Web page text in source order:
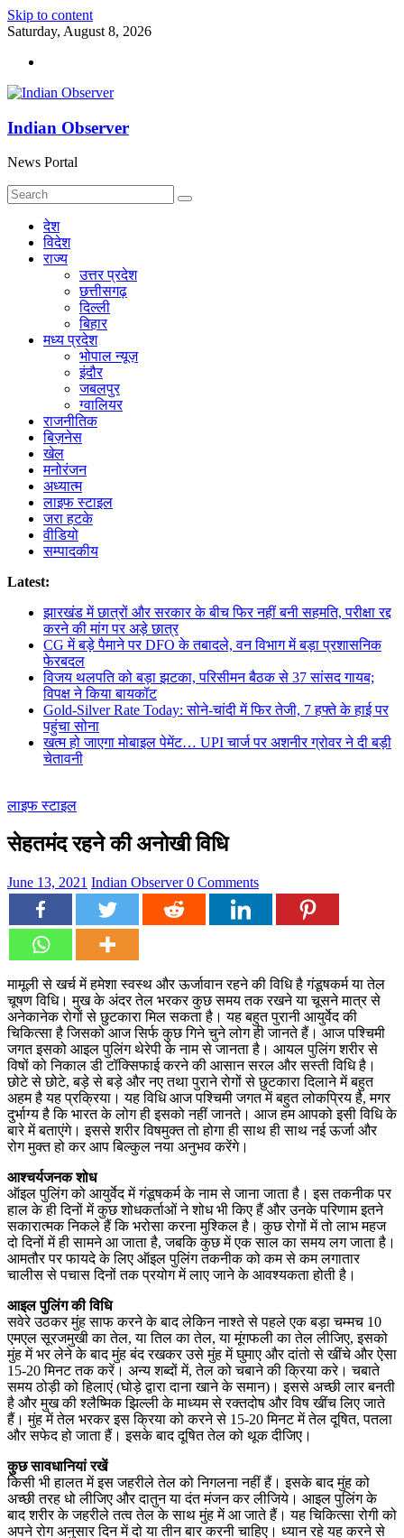
Skip to content
Saturday, August 8, 2026
Indian Observer
News Portal
देश
विदेश
राज्य
उत्तर प्रदेश
छत्तीसगढ़
दिल्ली
बिहार
मध्य प्रदेश
भोपाल न्यूज़
इंदौर
जबलपुर
ग्वालियर
राजनीतिक
बिज़नेस
खेल
मनोरंजन
अध्यात्म
लाइफ स्टाइल
जरा हटके
वीडियो
सम्पादकीय
Latest:
झारखंड में छात्रों और सरकार के बीच फिर नहीं बनी सहमति, परीक्षा रद्द
करने की मांग पर अड़े छात्र
CG में बड़े पैमाने पर DFO के तबादले, वन विभाग में बड़ा प्रशासनिक
फेरबदल
विजय थलपति को बड़ा झटका, परिसीमन बैठक से 37 सांसद गायब;
विपक्ष ने किया बायकॉट
Gold-Silver Rate Today: सोने-चांदी में फिर तेजी, 7 हफ्ते के हाई पर
पहुंचा सोना
खत्म हो जाएगा मोबाइल पेमेंट… UPI चार्ज पर अशनीर ग्रोवर ने दी बड़ी
चेतावनी
लाइफ स्टाइल
सेहतमंद रहने की अनोखी विधि
June 13, 2021 Indian Observer0 Comments
मामूली से खर्च में हमेशा स्वस्थ और ऊर्जावान रहने की विधि है गंडूषकर्म या तेल
चूषण विधि। मुख के अंदर तेल भरकर कुछ समय तक रखने या चूसने मात्र से
अनेकानेक रोगों से छुटकारा मिल सकता है। यह बहुत पुरानी आयुर्वेद की
चिकित्सा है जिसको आज सिर्फ कुछ गिने चुने लोग ही जानते हैं। आज पश्चिमी
जगत इसको आइल पुलिंग थेरेपी के नाम से जानता है। आयल पुलिंग शरीर से
विषों को निकाल डी टॉक्सिफाई करने की आसान सरल और सस्ती विधि है।
छोटे से छोटे, बड़े से बड़े और नए तथा पुराने रोगों से छुटकारा दिलाने में बहुत
अहम है यह प्रक्रिया। यह विधि आज पश्चिमी जगत में बहुत लोकप्रिय है, मगर
दुर्भाग्य है कि भारत के लोग ही इसको नहीं जानते। आज हम आपको इसी विधि के
बारे में बताएंगे। इससे शरीर विषमुक्त तो होगा ही साथ ही साथ नई ऊर्जा और
रोग मुक्त हो कर आप बिल्कुल नया अनुभव करेंगे।
आश्चर्यजनक शोध
ऑइल पुलिंग को आयुर्वेद में गंडूषकर्म के नाम से जाना जाता है। इस तकनीक पर
हाल के ही दिनों में कुछ शोधकर्ताओं ने शोध भी किए हैं और उनके परिणाम इतने
सकारात्मक निकले हैं कि भरोसा करना मुश्किल है। कुछ रोगों में तो लाभ महज
दो दिनों में ही सामने आ जाता है, जबकि कुछ में एक साल का समय लग जाता है।
आमतौर पर फायदे के लिए ऑइल पुलिंग तकनीक को कम से कम लगातार
चालीस से पचास दिनों तक प्रयोग में लाए जाने के आवश्यकता होती है।
आइल पुलिंग की विधि
सवेरे उठकर मुंह साफ करने के बाद लेकिन नाश्ते से पहले एक बड़ा चम्मच 10
एमएल सूरजमुखी का तेल, या तिल का तेल, या मूंगफली का तेल लीजिए, इसको
मुंह में भर लेने के बाद मुंह बंद रखकर उसे मुंह में घुमाए और दांतो से खींचे और ऐसा
15-20 मिनट तक करें। अन्य शब्दों में, तेल को चबाने की क्रिया करे। चबाते
समय ठोड़ी को हिलाएं (घोड़े द्वारा दाना खाने के समान)। इससे अच्छी लार बनती
है और मुख की श्लैष्मिक झिल्ली के माध्यम से रक्तदोष और विष खींच लिए जाते
हैं। मुंह में तेल भरकर इस क्रिया को करने से 15-20 मिनट में तेल दूषित, पतला
और सफेद हो जाता हैं। इसके बाद दूषित तेल को थूक दीजिए।
कुछ सावधानियां रखें
किसी भी हालत में इस जहरीले तेल को निगलना नहीं हैं। इसके बाद मुंह को
अच्छी तरह धो लीजिए और दातुन या दंत मंजन कर लीजिये। आइल पुलिंग के
बाद शरीर के जहरीले तत्व तेल के साथ मुंह में आ जाते हैं। यह चिकित्सा रोगी को
अपने रोग अनुसार दिन में दो या तीन बार करनी चाहिए। ध्यान रहे यह करने से